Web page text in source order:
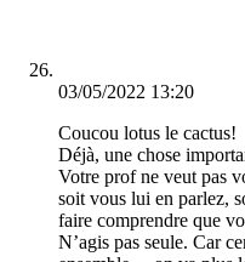
03/05/2022 13:20
Coucou lotus le cactus!
Déjà, une chose
Votre prof ne veut pas
soit vous lui en parlez,
faire comprendre que
N’agis pas seule. Car